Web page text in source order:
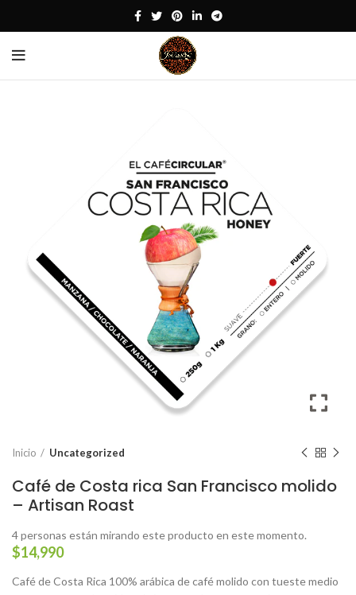
Inicio Uncategorized
Café de Costa rica San Francisco molido
– Artisan Roast
4personas están mirando este producto en este momento.
$14,990
Café de Costa Rica 100% arábica de café molido con tueste medio